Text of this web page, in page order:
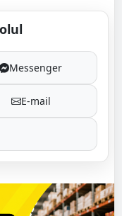
Messenger
E-mail